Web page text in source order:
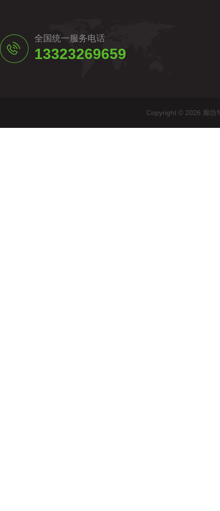
全国统一服务电话
13323269659
Copyright © 2026 廊